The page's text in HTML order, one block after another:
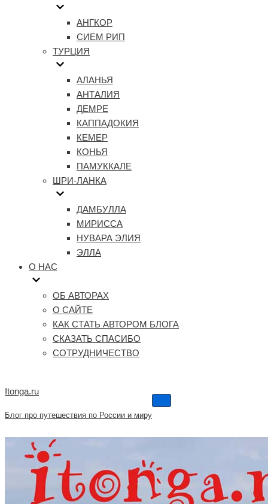
АНГКОР
СИЕМ РИП
ТУРЦИЯ
АЛАНЬЯ
АНТАЛИЯ
ДЕМРЕ
КАППАДОКИЯ
КЕМЕР
КОНЬЯ
ПАМУККАЛЕ
ШРИ-ЛАНКА
ДАМБУЛЛА
МИРИССА
НУВАРА ЭЛИЯ
ЭЛЛА
О НАС
ОБ АВТОРАХ
О САЙТЕ
КАК СТАТЬ АВТОРОМ БЛОГА
СКАЗАТЬ СПАСИБО
СОТРУДНИЧЕСТВО
Itonga.ru
Блог про путешествия по России и миру
Меню